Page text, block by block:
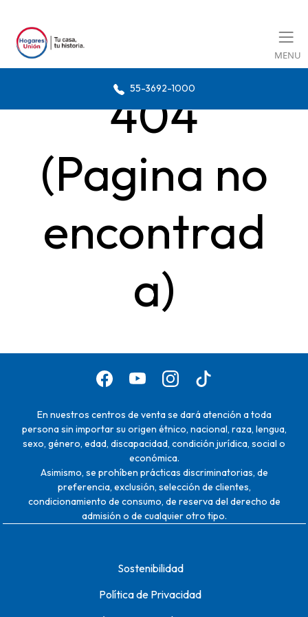
MENU
55-3692-1000
404
(Pagina no
encontrad
a)
En nuestros centros de venta se dará atención a toda
persona sin importar su origen étnico, nacional, raza, lengua,
sexo, género, edad, discapacidad, condición jurídica, social o
económica.
Asimismo, se prohíben prácticas discriminatorias, de
preferencia, exclusión, selección de clientes,
condicionamiento de consumo, de reserva del derecho de
admisión o de cualquier otro tipo.
Sostenibilidad
Política de Privacidad